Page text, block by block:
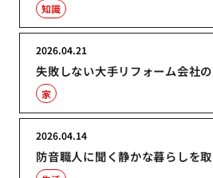
知識
失敗しない大手リフォーム会社
2026.04.21
家
防音職人に聞く静かな暮らしを
2026.04.14